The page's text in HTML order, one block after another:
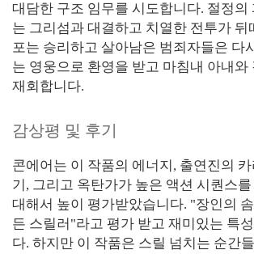
대담한 구조 임무를 시도합니다. 절정의
는 그리섬과 대결하고 치열한 전투가 뒤
포는 승리하고 살아남은 범죄자들은 다
는 영웅으로 환영을 받고 마침내 아내와
재회합니다.
감상평 및 후기
콘에어는 이 작품의 에너지, 출연진의
기, 그리고 옥탄가가 높은 액션 시퀀스
대해서 높이 평가받았습니다. "장인의
든 스릴러"라고 평가 받고 재미있는 특
다. 하지만 이 작품은 스릴 넘치는 순간